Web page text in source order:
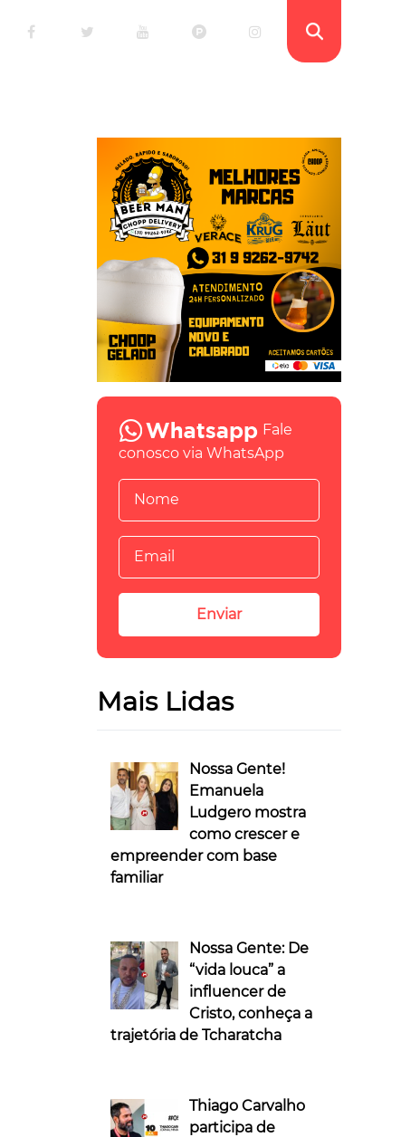
Fale
conosco via WhatsApp
Mais Lidas
Nossa Gente!
Emanuela
Ludgero mostra
como crescer e
empreender com base
familiar
Nossa Gente: De
“vida louca” a
influencer de
Cristo, conheça a
trajetória de Tcharatcha
Thiago Carvalho
participa de